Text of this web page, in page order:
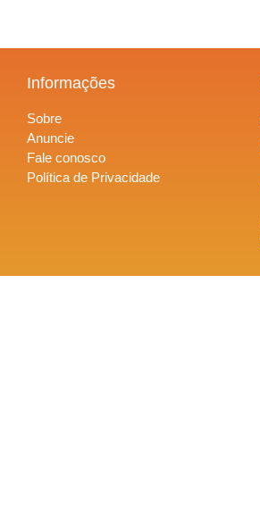
Informações
Sobre
Anuncie
Fale conosco
Política de Privacidade